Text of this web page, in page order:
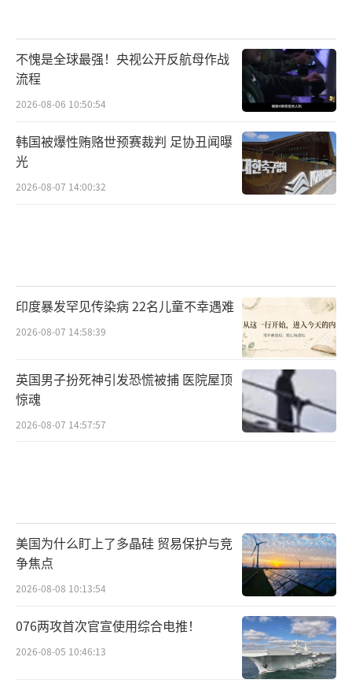
不愧是全球最强！央视公开反航母作战
流程
2026-08-06 10:50:54
韩国被爆性贿赂世预赛裁判 足协丑闻曝
光
2026-08-07 14:00:32
印度暴发罕见传染病 22名儿童不幸遇难
2026-08-07 14:58:39
英国男子扮死神引发恐慌被捕 医院屋顶
惊魂
2026-08-07 14:57:57
美国为什么盯上了多晶硅 贸易保护与竞
争焦点
2026-08-08 10:13:54
076两攻首次官宣使用综合电推！
2026-08-05 10:46:13